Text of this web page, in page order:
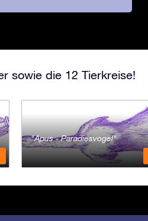
sowie die 12 Tierkreise!
Apus - Paradiesvogel